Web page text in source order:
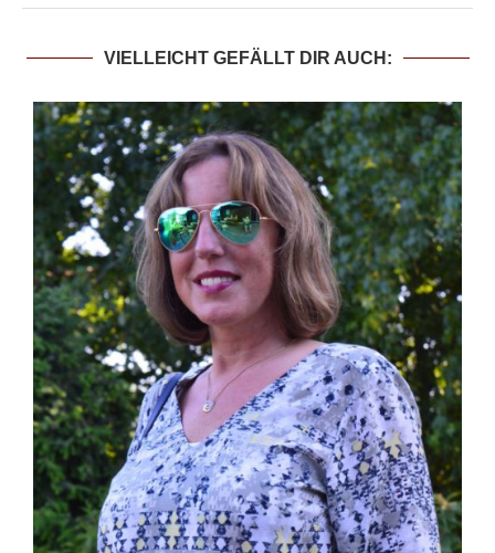
VIELLEICHT GEFÄLLT DIR AUCH: